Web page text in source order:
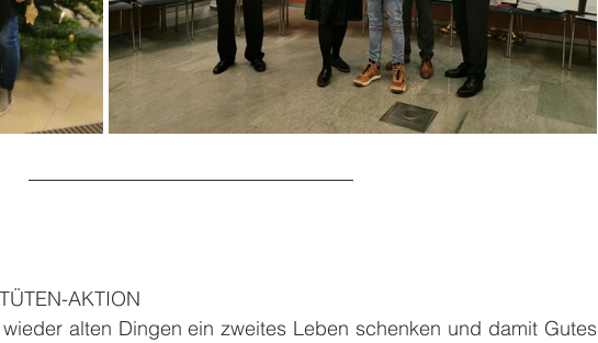
AKTION
alten Dingen ein zweites Leben schenken und damit Gutes